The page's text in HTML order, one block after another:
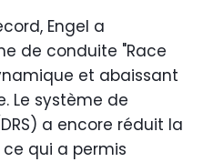
Engel a
de conduite "Race
et abaissant
Le système de
a encore réduit la
qui a permis